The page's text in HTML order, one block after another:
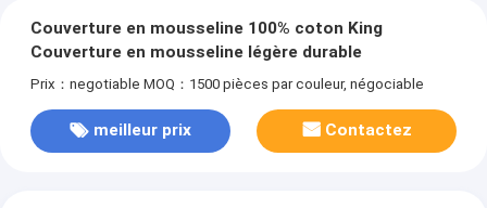
Couverture en mousseline 100% coton King
Couverture en mousseline légère durable
Prix：negotiable MOQ：1500 pièces par couleur, négociable
meilleur prix Contactez